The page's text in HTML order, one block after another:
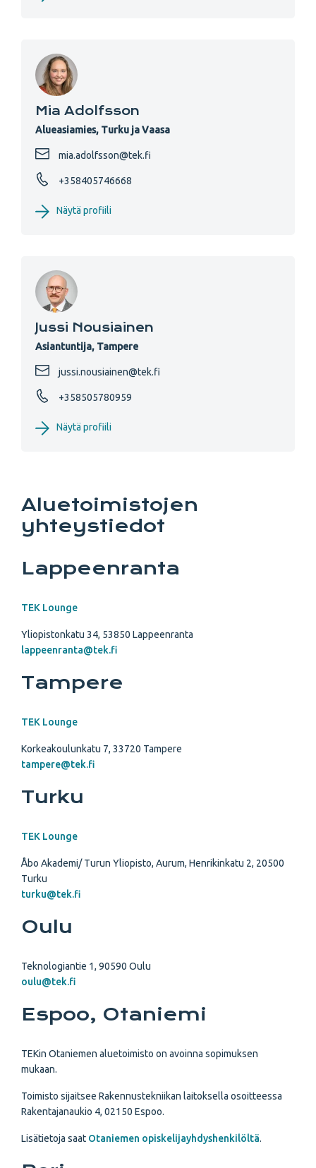
Mia Adolfsson
Alueasiamies, Turku ja Vaasa
mia.adolfsson@tek.fi
+358405746668
Näytä profiili
Jussi Nousiainen
Asiantuntija, Tampere
jussi.nousiainen@tek.fi
+358505780959
Näytä profiili
Aluetoimistojen
yhteystiedot
Lappeenranta
TEK Lounge
Yliopistonkatu 34, 53850 Lappeenranta
lappeenranta@tek.fi
Tampere
TEK Lounge
Korkeakoulunkatu 7, 33720 Tampere
tampere@tek.fi
Turku
TEK Lounge
Åbo Akademi/ Turun Yliopisto, Aurum, Henrikinkatu 2, 20500
Turku
turku@tek.fi
Oulu
Teknologiantie 1, 90590 Oulu
oulu@tek.fi
Espoo, Otaniemi
TEKin Otaniemen aluetoimisto on avoinna sopimuksen
mukaan.
Toimisto sijaitsee Rakennustekniikan laitoksella osoitteessa
Rakentajanaukio 4, 02150 Espoo.
Lisätietoja saat Otaniemen opiskelijayhdyshenkilöltä.